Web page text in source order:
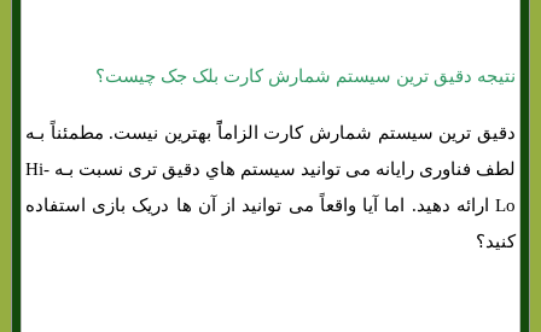
نتیجه دقیق ترین سیستم شمارش کارت بلک جک چیست؟
دقیق ترین سیستم شمارش کارت الزاماًً بهترین نیست. مطمئناً بـه
لطف فناوری رایانه می توانید سیستم هاي‌ دقیق تری نسبت بـه Hi-
Lo ارائه دهید. اما آیا واقعاً می توانید از آن ها دریک بازی استفاده
کنید؟